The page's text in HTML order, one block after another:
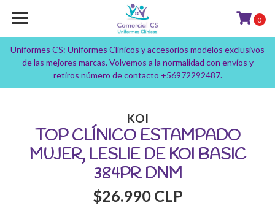
Uniformes CS: Uniformes Clínicos y accesorios modelos exclusivos
de las mejores marcas. Volvemos a la normalidad con envíos y
retiros número de contacto +56972292487.
0
KOI
TOP CLÍNICO ESTAMPADO
MUJER, LESLIE DE KOI BASIC
384PR DNM
$26.990 CLP